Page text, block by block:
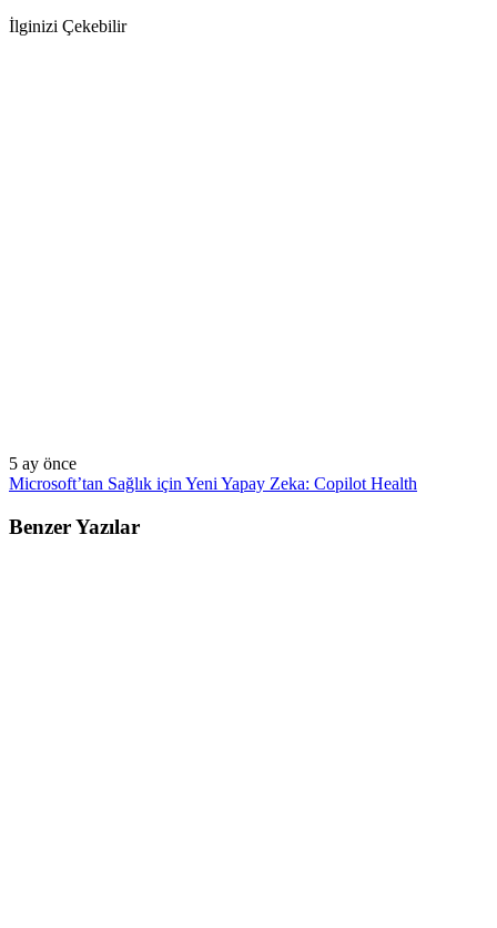
İlginizi Çekebilir
5 ay önce
Microsoft’tan Sağlık için Yeni Yapay Zeka: Copilot Health
Benzer Yazılar